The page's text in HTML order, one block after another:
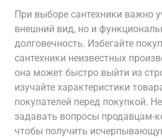
При выборе сантехники важно
внешний вид, но и
долговечность. Избегайте
сантехники неизвестных
она может быстро выйти из
изучайте характеристики
покупателей перед покупкой.
задавать вопросы продавцам-
чтобы получить